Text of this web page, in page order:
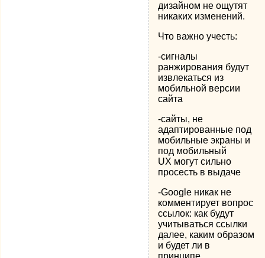
дизайном не ощутят
никаких изменений.
Что важно учесть:
-сигналы
ранжирования будут
извлекаться из
мобильной версии
сайта
-сайты, не
адаптированные под
мобильные экраны и
под мобильный
UX могут сильно
просесть в выдаче
-Google никак не
комментирует вопрос
ссылок: как будут
учитываться ссылки
далее, каким образом
и будет ли в
принципе